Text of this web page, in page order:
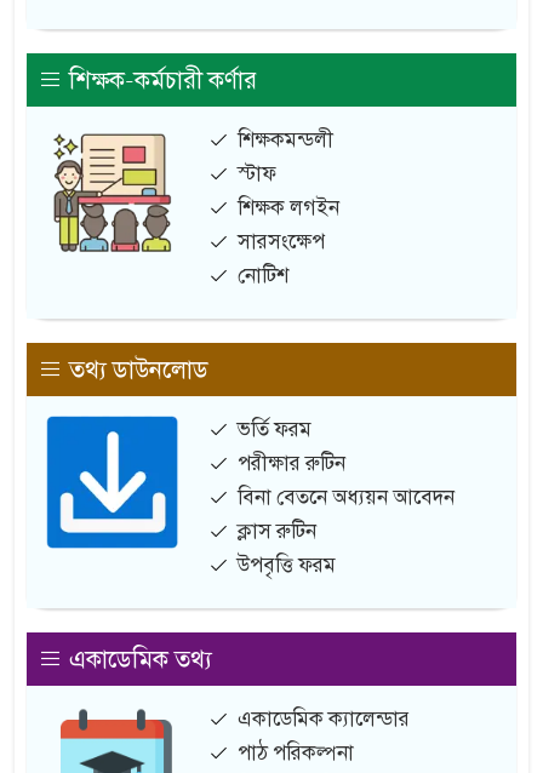
শিক্ষক-কর্মচারী কর্ণার
শিক্ষকমন্ডলী
স্টাফ
শিক্ষক লগইন
সারসংক্ষেপ
নোটিশ
তথ্য ডাউনলোড
ভর্তি ফরম
পরীক্ষার রুটিন
বিনা বেতনে অধ্যয়ন আবেদন
ক্লাস রুটিন
উপবৃত্তি ফরম
একাডেমিক তথ্য
একাডেমিক ক্যালেন্ডার
পাঠ পরিকল্পনা